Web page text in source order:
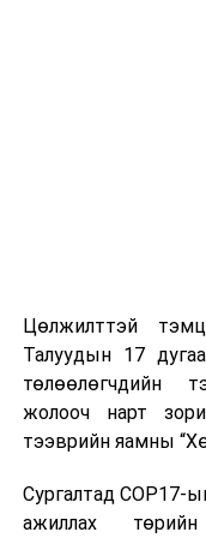
иргэдэд
таниулж, иргэд
дүүргийн Засаг
оролцож байгаа.
ой тохиож
төгсөгчдийн
төрлийн тэмцээн
Цөлжилттэй
Талуудын 17
төлөөлөгчдийн
жолооч нарт
тээврийн яамны
Сургалтад COP17-
ажиллах